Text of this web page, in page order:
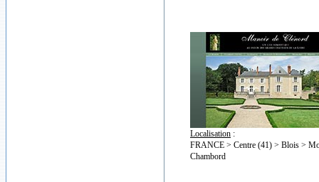
Localisation :
FRANCE > Centre (41) > Blois >
Chambord